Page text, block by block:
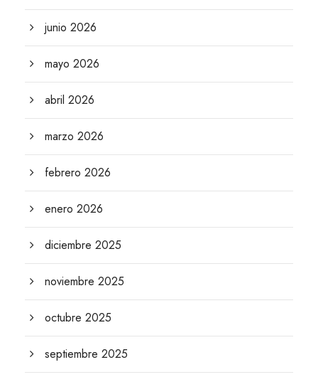
junio 2026
mayo 2026
abril 2026
marzo 2026
febrero 2026
enero 2026
diciembre 2025
noviembre 2025
octubre 2025
septiembre 2025